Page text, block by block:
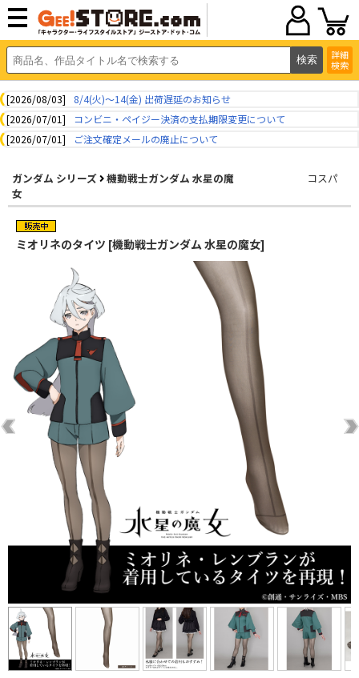
詳細
検索
[2026/08/03]
8/4(火)～14(金) 出荷遅延のお知らせ
[2026/07/01]
コンビニ・ペイジー決済の支払期限変更について
[2026/07/01]
ご注文確定メールの廃止について
ガンダム シリーズ
機動戦士ガンダム 水星の魔
女
コスパ
ミオリネのタイツ [機動戦士ガンダム 水星の魔女]